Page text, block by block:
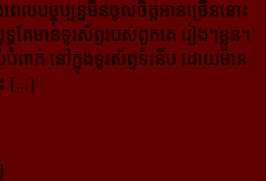
លបច្ចុប្បន្នមិនចូលចិត្តអានច្រើននោះ
ធតែមានទូរស័ព្ទរបស់ពួកគេ រៀងៗខ្លួន។
ពាក់ នៅក្នុងទូរស័ព្ទទំនើប ដោយមាន
[...]